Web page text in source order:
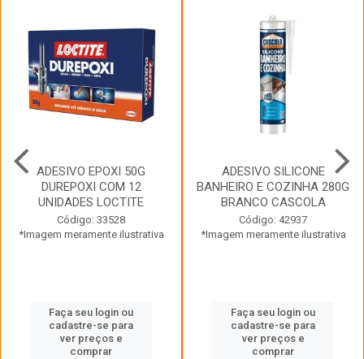
ADESIVO EPOXI 50G
DUREPOXI COM 12
UNIDADES LOCTITE
Código: 33528
*Imagem meramente ilustrativa
Faça seu login ou
cadastre-se para
ver preços e
comprar
ADESIVO SILICONE
BANHEIRO E COZINHA 280G
BRANCO CASCOLA
Código: 42937
*Imagem meramente ilustrativa
Faça seu login ou
cadastre-se para
ver preços e
comprar